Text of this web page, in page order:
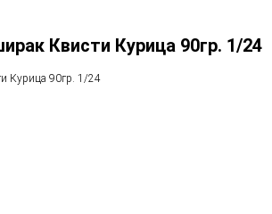
Квисти Курица 90гр. 1/24
Курица 90гр. 1/24